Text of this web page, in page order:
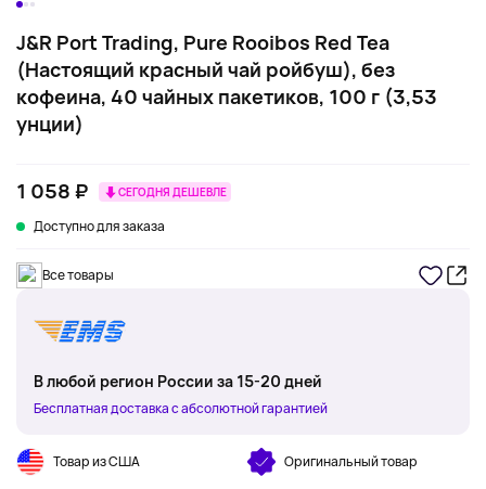
J&R Port Trading, Pure Rooibos Red Tea
(Настоящий красный чай ройбуш), без
кофеина, 40 чайных пакетиков, 100 г (3,53
унции)
1 058 ₽ СЕГОДНЯ ДЕШЕВЛЕ
Доступно для заказа
Все товары
В любой регион России за 15-20 дней
Бесплатная доставка с абсолютной гарантией
Товар из США Оригинальный товар